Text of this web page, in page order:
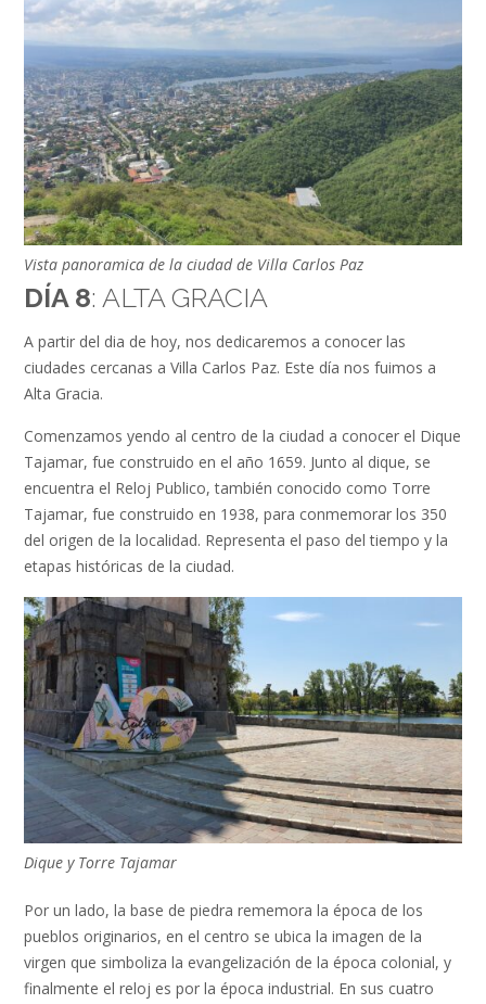
Vista panoramica de la ciudad de Villa Carlos Paz
DÍA 8: ALTA GRACIA
A partir del dia de hoy, nos dedicaremos a conocer las
ciudades cercanas a Villa Carlos Paz. Este día nos fuimos a
Alta Gracia.
Comenzamos yendo al centro de la ciudad a conocer el Dique
Tajamar, fue construido en el año 1659. Junto al dique, se
encuentra el Reloj Publico, también conocido como Torre
Tajamar, fue construido en 1938, para conmemorar los 350
del origen de la localidad. Representa el paso del tiempo y la
etapas históricas de la ciudad.
Dique y Torre Tajamar
Por un lado, la base de piedra rememora la época de los
pueblos originarios, en el centro se ubica la imagen de la
virgen que simboliza la evangelización de la época colonial, y
finalmente el reloj es por la época industrial. En sus cuatro